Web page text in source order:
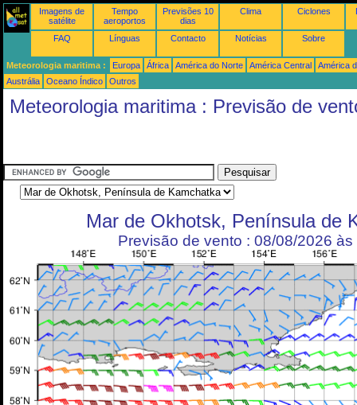
Imagens de
satélite
Tempo
aeroportos
Previsões 10
dias
Clima Ciclones
FAQ Línguas Contacto Notícias Sobre
Meteorologia maritima : Europa África América do Norte América Central
América
Austrália
Oceano Índico Outros
Meteorologia maritima : Previsão de
Mar de Okhotsk, Península de
Previsão de vento : 08/08/2026 às